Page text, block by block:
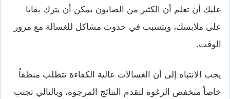
عليك أن تعلم أن الكثير من الصابون يمكن أن يترك بقايا
على ملابسك، ويتسبب في حدوث مشاكل للغسالة مع مرور
الوقت.
يجب الانتباه إلى أن الغسالات عالية الكفاءة تتطلب منظفاً
خاصاً منخفض الرغوة لتقدم النتائج المرجوة، وبالتالي تجنب